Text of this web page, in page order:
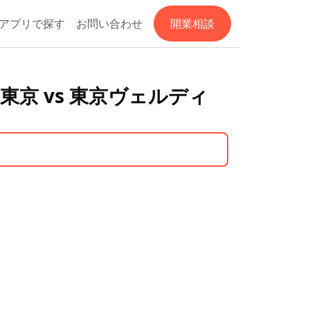
プリで探す お問い合わせ 開業相談
京 vs 東京ヴェルディ